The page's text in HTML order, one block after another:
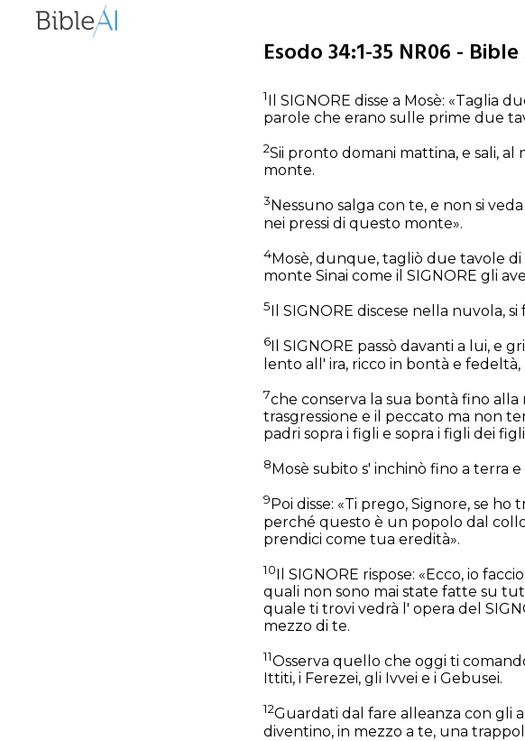
Esodo 34:1-35 NR06 - Bible
1Il SIGNORE disse a Mosè: «Taglia
parole che erano sulle prime due
2Sii pronto domani mattina, e sali,
monte.
3 Nessuno salga con te, e non si
nei pressi di questo monte».
4Mosè, dunque, tagliò due tavole di
monte Sinai come il SIGNORE gli
5 Il SIGNORE discese nella nuvola,
6 Il SIGNORE passò davanti a lui, e
lento all' ira, ricco in bontà e fedeltà,
7che conserva la sua bontà fino
trasgressione e il peccato ma non
padri sopra i figli e sopra i figli dei
8 Mosè subito s' inchinò fino a terra e
9 Poi disse: «Ti prego, Signore, se
perché questo è un popolo dal
prendici come tua eredità».
10Il SIGNORE rispose: «Ecco, io
quali non sono mai state fatte su
quale ti trovi vedrà l' opera del
mezzo di te.
11Osserva quello che oggi ti
Ittiti, i Ferezei, gli Ivvei e i Gebusei.
12Guardati dal fare alleanza con gli
diventino, in mezzo a te, una